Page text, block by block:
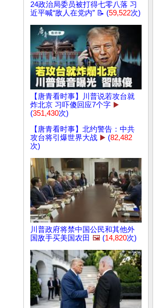
24政治局委员被打得七零八落 习
近平喊“敌人在党内” 📝 (59,522次)
【唐青看时事】川普说若攻台就
炸北京 习吓傻回应7个字 ▶️
(351,430次)
【唐青看时事】北约警告：中共
攻台将引爆世界大战 ▶️ (82,482
次)
川普政府将禁中国公民和其他外
国敌手买美国农田 🖼️ (14,820次)